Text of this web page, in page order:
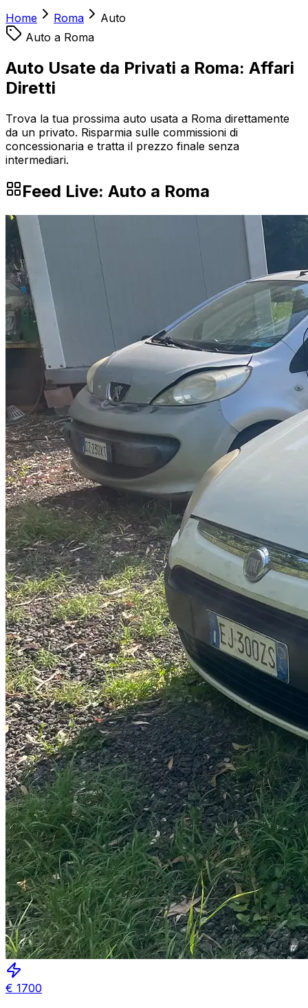
Home Roma
Auto
Auto a Roma
Auto Usate da Privati a Roma: Affari
Diretti
Trova la tua prossima auto usata a Roma direttamente
da un privato. Risparmia sulle commissioni di
concessionaria e tratta il prezzo finale senza
intermediari.
Feed Live: Auto a Roma
€ 1700